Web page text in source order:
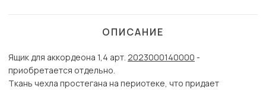
ОПИСАНИЕ
Ящик для аккордеона 1,4 арт. 2023000140000 -
приобретается отдельно.
Ткань чехла простегана на периотеке, что придает